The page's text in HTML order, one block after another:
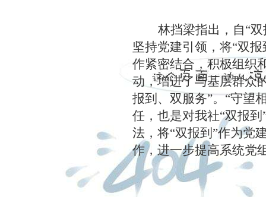
林挡梁指出，自“
坚持党建引领，将“双
作紧密结合，积极组织
动，增进了与基层群众
报到、双服务”。“守望
任，也是对我社“双报
法，将“双报到”作为党
作，进一步提高系统党